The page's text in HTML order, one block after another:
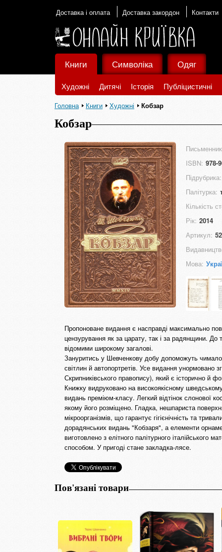
Доставка і оплата Доставка закордон Контакти
Книги
Художні Дитячі Історія Публіцистичні
Символіка Одяг
Головна Книги Художні Кобзар
Кобзар
ISBN: 978-
Підрубрика:
Палітурка:
Кількість
Рік: 2014
Артикул:
Мова:
Пропоноване видання є насправді максимально
цензурування як за царату, так і за радянщини. До
відомими широкому загалові.
Зануритись у Шевченкову добу допоможуть чимало
світлин й автопортретів. Усе видання унормовано
Скрипниківського правопису), який є історично
Книжку видруковано на високоякісному
видань преміюм-класу. Легкий відтінок слонової
якому його розміщено. Гладка, нешпариста
мікроорганізмів, що гарантує гігієнічність та
дорадянських видань "Кобзаря", а елементи
виготовлено з елітного палітурного італійського
способом. У пригоді стане закладка-лясе.
Пов'язані товари